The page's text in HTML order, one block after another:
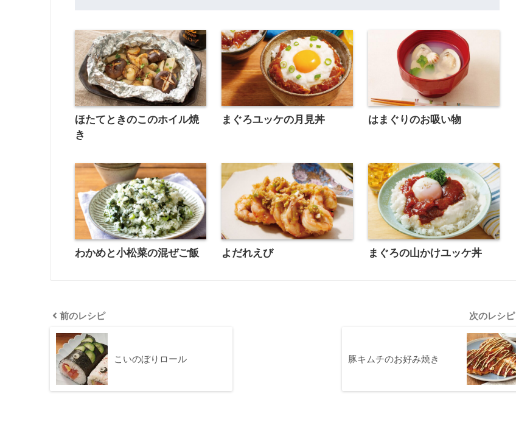
ほたてときのこのホイル焼
き
まぐろユッケの月見丼 はまぐりのお吸い物
わかめと小松菜の混ぜご飯 よだれえび まぐろの山かけユッケ丼
前のレシピ
こいのぼりロール
次のレシピ
豚キムチのお好み焼き